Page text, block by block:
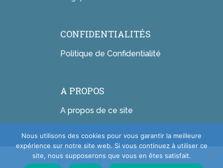
CONFIDENTIALITÉS
Politique de Confidentialité
A PROPOS
A propos de ce site
INFORMATEX Copyright © 2026.
Nous utilisons des cookies pour vous garantir la meilleure
expérience sur notre site web. Si vous continuez à utiliser ce
site, nous supposerons que vous en êtes satisfait.